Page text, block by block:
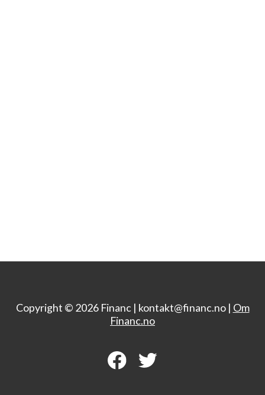
Copyright © 2026 Financ | kontakt@financ.no | Om
Financ.no